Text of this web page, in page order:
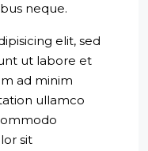
neque.
elit, sed
ut labore et
ad minim
ullamco
sit